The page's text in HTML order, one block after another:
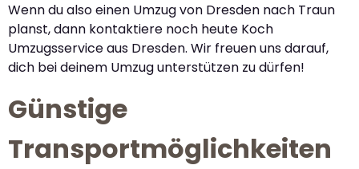
Wenn du also einen Umzug von Dresden nach Traun
planst, dann kontaktiere noch heute Koch
Umzugsservice aus Dresden. Wir freuen uns darauf,
dich bei deinem Umzug unterstützen zu dürfen!
Günstige
Transportmöglichkeiten